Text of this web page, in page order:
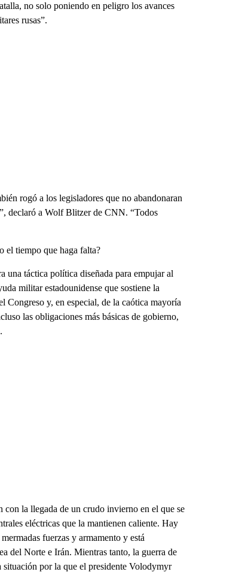
no solo poniendo en peligro los avances
rusas”.
rogó a los legisladores que no abandonaran
declaró a Wolf Blitzer de CNN. “Todos
el tiempo que haga falta?
una táctica política diseñada para empujar al
militar estadounidense que sostiene la
Congreso y, en especial, de la caótica mayoría
las obligaciones más básicas de gobierno,
con la llegada de un crudo invierno en el que se
eléctricas que la mantienen caliente. Hay
fuerzas y armamento y está
del Norte e Irán. Mientras tanto, la guerra de
situación por la que el presidente Volodymyr